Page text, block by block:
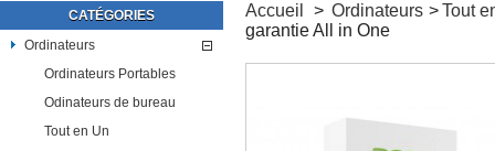
CATÉGORIES
Ordinateurs
Ordinateurs Portables
Odinateurs de bureau
Tout en Un
Accueil > Ordinateurs >Tout
garantie All in One